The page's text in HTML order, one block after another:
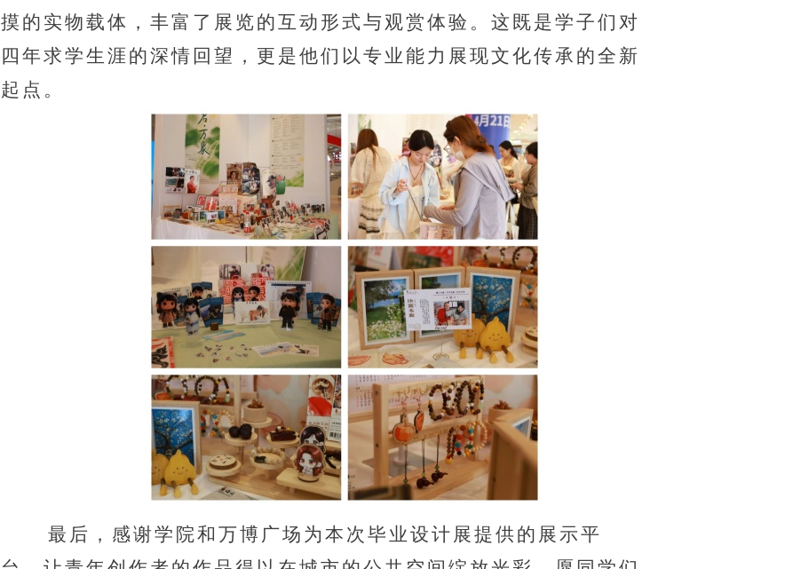
摸的实物载体，丰富了展览的互动形式与观赏体验。这既是学子们对
四年求学生涯的深情回望，更是他们以专业能力展现文化传承的全新
起点。
最后，感谢学院和万博广场为本次毕业设计展提供的展示平